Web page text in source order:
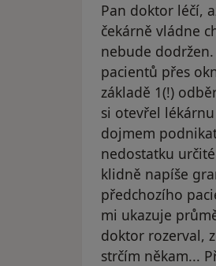
Pan doktor léčí,
čekárně vládne
nebude
pacientů přes
základě 1(!)
si otevřel
dojmem
nedostatku
klidně napíše
předchozího
mi ukazuje
doktor rozerval,
strčím někam...